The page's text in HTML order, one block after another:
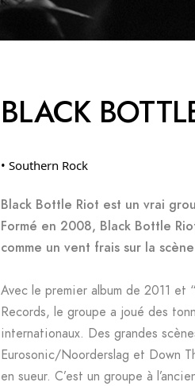
BLACK
• Southern Rock
Black Bottle Riot est un vrai
Formé en 2008, Black Bottle
comme un vent frais sur la
Avec le premier album de 2011 et
Records, le groupe a joué des
internationaux. Des grandes
Eurosonic/Noorderslag et Down
en sueur. C’est un groupe à